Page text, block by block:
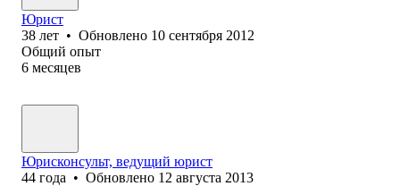
Юрист
38 лет • Обновлено 10 сентября 2012
Общий опыт
6 месяцев
Юрисконсульт, ведущий юрист
44 года • Обновлено 12 августа 2013